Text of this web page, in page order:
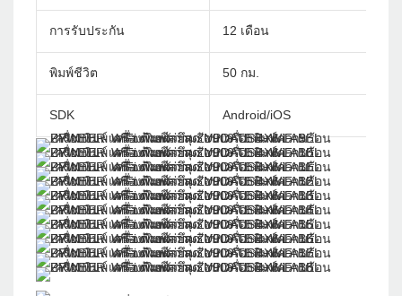
การรับประกัน 12 เดือน
พิมพ์ชีวิต 50 กม.
SDK Android/iOS